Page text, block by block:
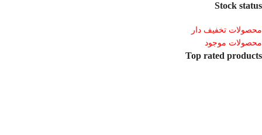
Stock status
محصولات تخفیف دار
محصولات موجود
Top rated products